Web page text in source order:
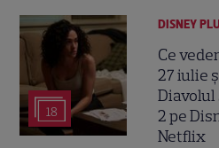
18
DISNEY
Ce
27 iulie
Diavolul
2 pe
Netflix